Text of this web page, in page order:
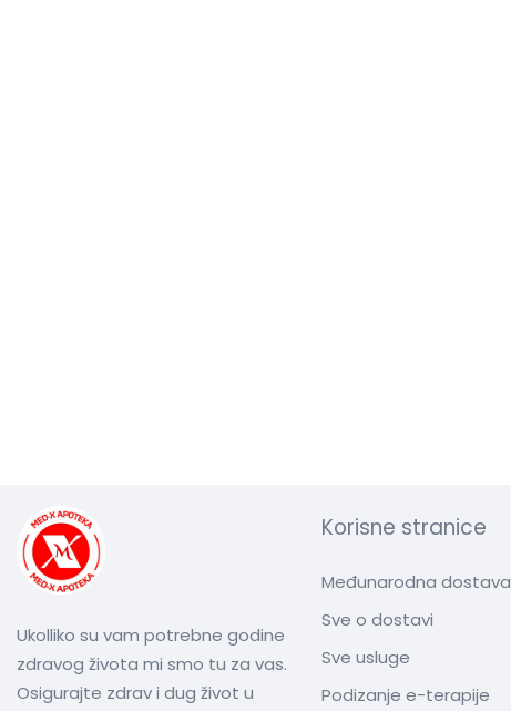
Ukolliko su vam potrebne godine
zdravog života mi smo tu za vas.
Osigurajte zdrav i dug život u
Korisne stranice
Međunarodna dostava
Sve o dostavi
Sve usluge
Podizanje e-terapije